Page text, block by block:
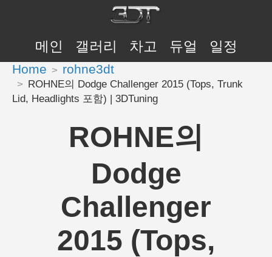
메인 갤러리 차고 듀얼 일정
Home rohne3dt
ROHNE의 Dodge Challenger 2015 (Tops, Trunk
Lid, Headlights 포함) | 3DTuning
ROHNE의
Dodge
Challenger
2015 (Tops,